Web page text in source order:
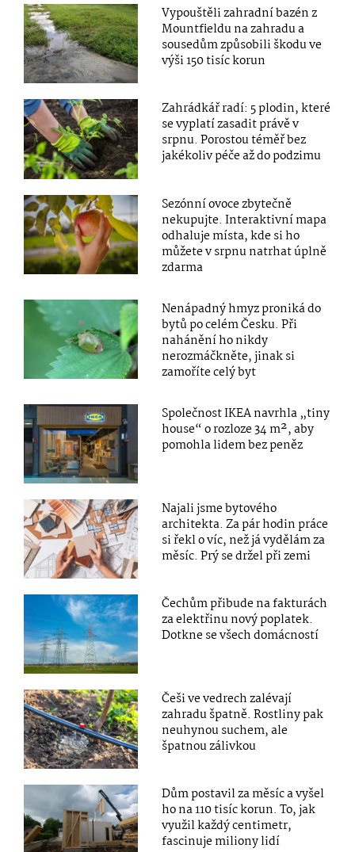
Vypouštěli zahradní bazén z
Mountfieldu na zahradu a
sousedům způsobili škodu ve
výši 150 tisíc korun
Zahrádkář radí: 5 plodin, které
se vyplatí zasadit právě v
srpnu. Porostou téměř bez
jakékoliv péče až do podzimu
Sezónní ovoce zbytečně
nekupujte. Interaktivní mapa
odhaluje místa, kde si ho
můžete v srpnu natrhat úplně
zdarma
Nenápadný hmyz proniká do
bytů po celém Česku. Při
nahánění ho nikdy
nerozmáčkněte, jinak si
zamoříte celý byt
Společnost IKEA navrhla „tiny
house“ o rozloze 34 m², aby
pomohla lidem bez peněz
Najali jsme bytového
architekta. Za pár hodin práce
si řekl o víc, než já vydělám za
měsíc. Prý se držel při zemi
Čechům přibude na fakturách
za elektřinu nový poplatek.
Dotkne se všech domácností
Češi ve vedrech zalévají
zahradu špatně. Rostliny pak
neuhynou suchem, ale
špatnou zálivkou
Dům postavil za měsíc a vyšel
ho na 110 tisíc korun. To, jak
využil každý centimetr,
fascinuje miliony lidí